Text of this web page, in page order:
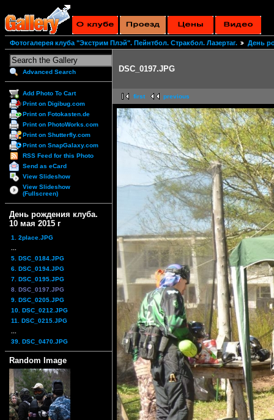
Фотогалерея клуба "Экстрим Плэй". Пейнтбол. Стракбол. Лазертаг. День
Advanced Search
Add Photo To Cart
Print on Digibug.com
Print on Fotokasten.de
Print on PhotoWorks.com
Print on Shutterfly.com
Print on SnapGalaxy.com
RSS Feed for this Photo
Send as eCard
View Slideshow
View Slideshow
(Fullscreen)
День рождения клуба.
10 мая 2015 г
1. 2place.JPG
5. DSC_0184.JPG
6. DSC_0194.JPG
7. DSC_0195.JPG
8. DSC_0197.JPG
9. DSC_0205.JPG
10. DSC_0212.JPG
11. DSC_0215.JPG
39. DSC_0470.JPG
Random Image
DSC_0197.JPG
first previous